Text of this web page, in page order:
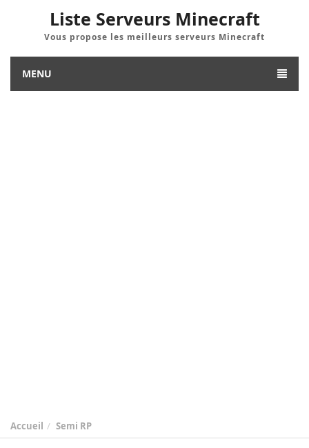
Liste Serveurs Minecraft
Vous propose les meilleurs serveurs Minecraft
MENU
Accueil Semi RP